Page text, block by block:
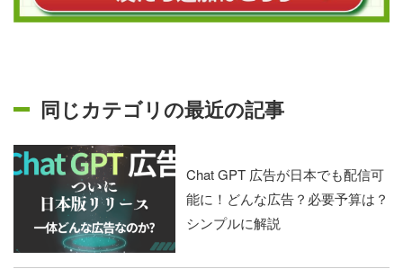
同じカテゴリの最近の記事
Chat GPT 広告が日本でも配信可
能に！どんな広告？必要予算は？
シンプルに解説